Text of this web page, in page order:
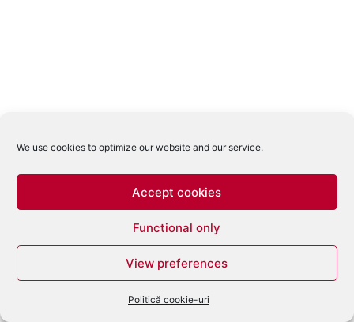
We use cookies to optimize our website and our service.
Accept cookies
Functional only
View preferences
Politică cookie-uri